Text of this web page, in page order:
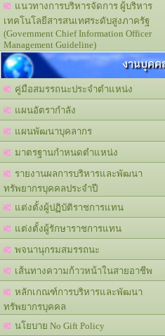
แนวทางการบริหารจัดการ ผู้บริหาร
เทคโนโลยีสารสนเทศระดับสูงภาครัฐ
(Government Chief Information Officer
Management Guideline)
งานบุค
คู่มือสมรรถนะประจำตำแหน่ง
แผนอัตรากำลัง
แผนพัฒนาบุคลากร
มาตรฐานกำหนดตำแหน่ง
รายงานผลการบริหารและพัฒนา
ทรัพยากรบุคคลประจำปี
แต่งตั้งผู้ปฏิบัติราชการแทน
แต่งตั้งผู้รักษาราชการแทน
พจนานุกรมสมรรถนะ
เส้นทางความก้าวหน้าในสายอาชีพ
หลักเกณฑ์การบริหารและพัฒนา
ทรัพยากรบุคคล
นโยบาย No Gift Policy